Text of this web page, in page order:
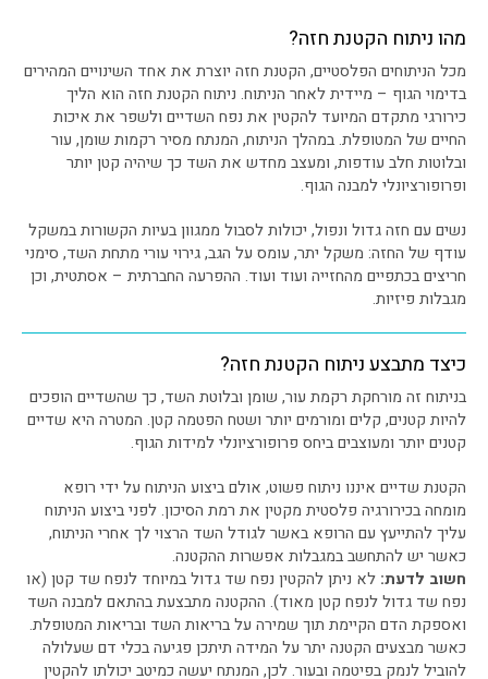
מהו ניתוח הקטנת חזה?
מכל הניתוחים הפלסטיים, הקטנת חזה יוצרת את אחד השינויים המהירים
בדימוי הגוף – מיידית לאחר הניתוח. ניתוח הקטנת חזה הוא הליך
כירורגי מתקדם המיועד להקטין את נפח השדיים ולשפר את איכות
החיים של המטופלת. במהלך הניתוח, המנתח מסיר רקמות שומן, עור
ובלוטות חלב עודפות, ומעצב מחדש את השד כך שיהיה קטן יותר
ופרופורציונלי למבנה הגוף.
נשים עם חזה גדול ונפול, יכולות לסבול ממגוון בעיות הקשורות במשקל
עודף של החזה: משקל יתר, עומס על הגב, גירוי עורי מתחת השד, סימני
חריצים בכתפיים מהחזייה ועוד ועוד. ההפרעה החברתית – אסתטית, וכן
מגבלות פיזיות.
כיצד מתבצע ניתוח הקטנת חזה?
בניתוח זה מורחקת רקמת עור, שומן ובלוטת השד, כך שהשדיים הופכים
להיות קטנים, קלים ומורמים יותר ושטח הפטמה קטן. המטרה היא שדיים
קטנים יותר ומעוצבים ביחס פרופורציונלי למידות הגוף.
הקטנת שדיים איננו ניתוח פשוט, אולם ביצוע הניתוח על ידי רופא
מומחה בכירורגיה פלסטית מקטין את רמת הסיכון. לפני ביצוע הניתוח
עליך להתייעץ עם הרופא באשר לגודל השד הרצוי לך אחרי הניתוח,
כאשר יש להתחשב במגבלות אפשרות ההקטנה.
חשוב לדעת: לא ניתן להקטין נפח שד גדול במיוחד לנפח שד קטן (או
נפח שד גדול לנפח קטן מאוד). ההקטנה מתבצעת בהתאם למבנה השד
ואספקת הדם הקיימת תוך שמירה על בריאות השד ובריאות המטופלת.
כאשר מבצעים הקטנה יתר על המידה תיתכן פגיעה בכלי דם שעלולה
להוביל לנמק בפיטמה ובעור. לכן, המנתח יעשה כמיטב יכולתו להקטין